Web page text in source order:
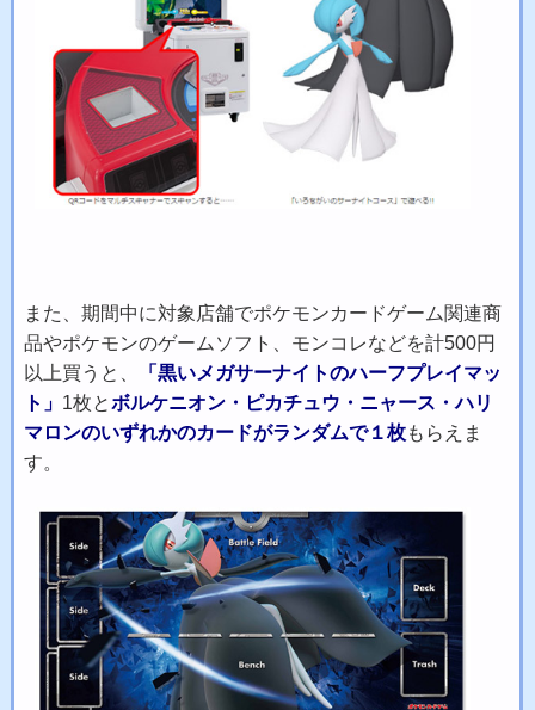
また、期間中に対象店舗でポケモンカードゲーム関連商
品やポケモンのゲームソフト、モンコレなどを計500円
以上買うと、
「黒いメガサーナイトのハーフプレイマッ
ト」 1枚とボルケニオン・ピカチュウ・ニャース・ハリ
マロンのいずれかのカードがランダムで１枚もらえま
す。